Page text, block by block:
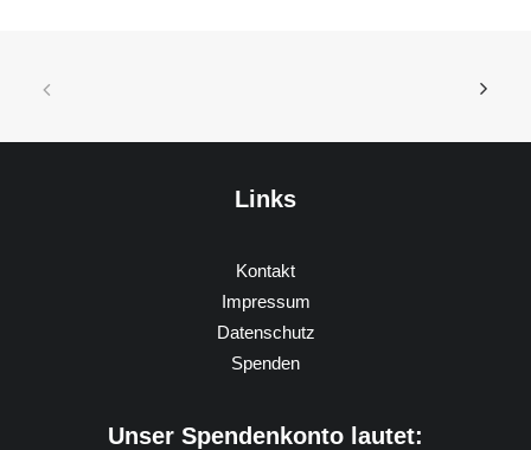
Links
Kontakt
Impressum
Datenschutz
Spenden
Unser Spendenkonto lautet: